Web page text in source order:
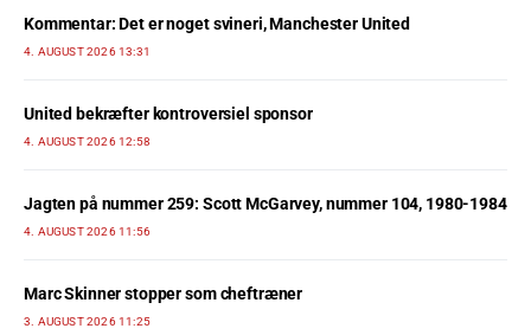
Kommentar: Det er noget svineri, Manchester United
4. AUGUST 2026 13:31
United bekræfter kontroversiel sponsor
4. AUGUST 2026 12:58
Jagten på nummer 259: Scott McGarvey, nummer 104, 1980-1984
4. AUGUST 2026 11:56
Marc Skinner stopper som cheftræner
3. AUGUST 2026 11:25